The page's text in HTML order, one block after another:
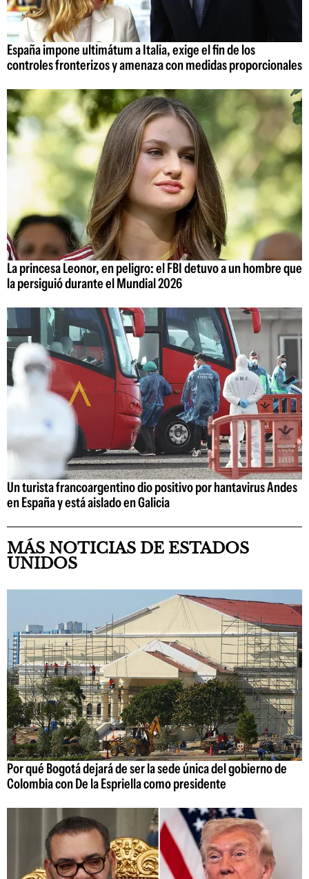
España impone ultimátum a Italia, exige el fin de los
controles fronterizos y amenaza con medidas proporcionales
La princesa Leonor, en peligro: el FBI detuvo a un hombre que
la persiguió durante el Mundial 2026
Un turista francoargentino dio positivo por hantavirus Andes
en España y está aislado en Galicia
MÁS NOTICIAS DE ESTADOS
UNIDOS
Por qué Bogotá dejará de ser la sede única del gobierno de
Colombia con De la Espriella como presidente